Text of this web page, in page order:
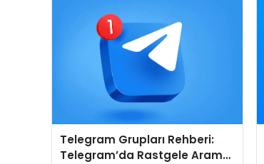
Telegram Grupları Rehberi:
Telegram’da Rastgele Arama